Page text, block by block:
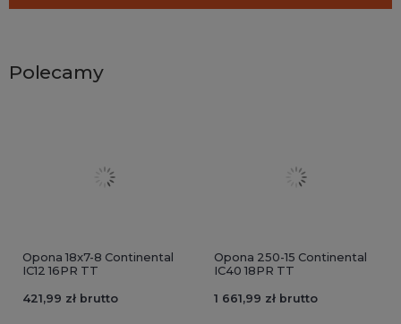
Polecamy
Opona 18x7-8 Continental
IC12 16PR TT
421,99 zł brutto
Opona 250-15 Continental
IC40 18PR TT
1 661,99 zł brutto